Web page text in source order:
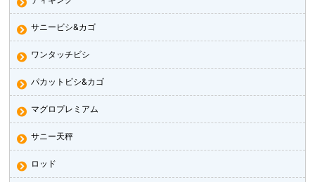
サニービシ&カゴ
ワンタッチビシ
パカットビシ&カゴ
マグロプレミアム
サニー天秤
ロッド